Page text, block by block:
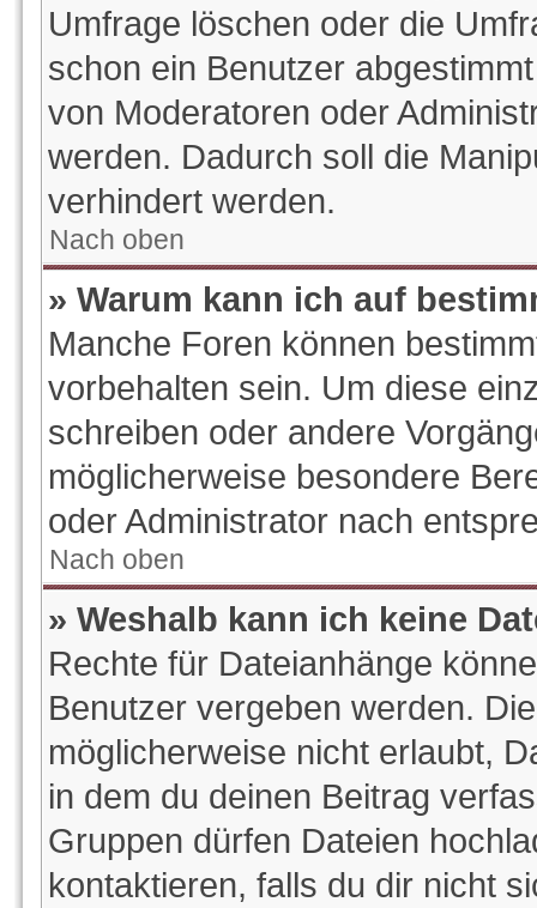
Umfrage löschen oder die
schon ein Benutzer
von Moderatoren oder
werden. Dadurch soll die
verhindert werden.
Nach oben
» Warum kann ich auf
Manche Foren können
vorbehalten sein. Um diese
schreiben oder andere
möglicherweise besondere
oder Administrator nach
Nach oben
» Weshalb kann ich keine
Rechte für Dateianhänge
Benutzer vergeben werden.
möglicherweise nicht erlaubt,
in dem du deinen Beitrag
Gruppen dürfen Dateien
kontaktieren, falls du dir nicht